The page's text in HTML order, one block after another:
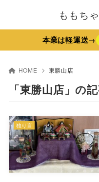
ももち
本業は軽運送→
HOME 東勝山店
「東勝山店」の
独り言